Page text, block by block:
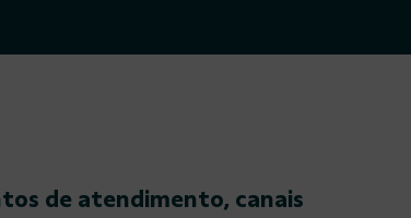
de atendimento, canais